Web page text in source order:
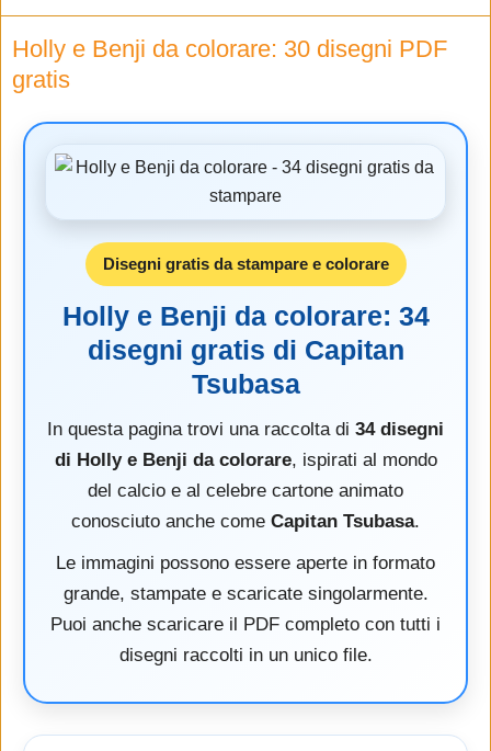
Holly e Benji da colorare: 30 disegni PDF
gratis
Disegni gratis da stampare e colorare
Holly e Benji da colorare: 34
disegni gratis di Capitan
Tsubasa
In questa pagina trovi una raccolta di 34 disegni
di Holly e Benji da colorare, ispirati al mondo
del calcio e al celebre cartone animato
conosciuto anche come Capitan Tsubasa.
Le immagini possono essere aperte in formato
grande, stampate e scaricate singolarmente.
Puoi anche scaricare il PDF completo con tutti i
disegni raccolti in un unico file.